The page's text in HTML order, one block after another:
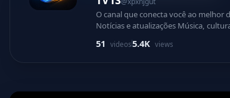
O canal que conecta você ao melhor do
Notícias e atualizações Música, cultura e diversão Conteúdo exclusivo 24 horas Tecnologia e criatividade em um só lugar A
primeira mão
51 videos5.4K views
This